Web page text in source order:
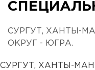
СУРГУТ, ХАНТЫ-
ОКРУГ - ЮГРА.
СУРГУТ, ХАНТЫ-